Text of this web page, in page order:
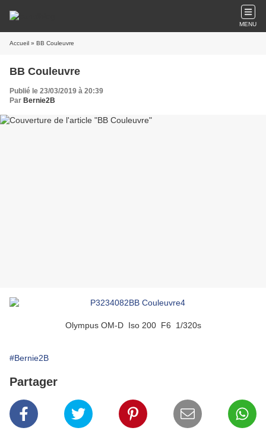
MENU
Accueil » BB Couleuvre
BB Couleuvre
Publié le 23/03/2019 à 20:39
Par Bernie2B
Olympus OM-D Iso 200 F6 1/320s
#Bernie2B
Partager